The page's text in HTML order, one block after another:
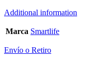
Additional information
Marca Smartlife
Envío o Retiro